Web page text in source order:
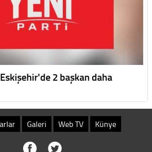
2 başkan daha
Galeri Web TV Künye